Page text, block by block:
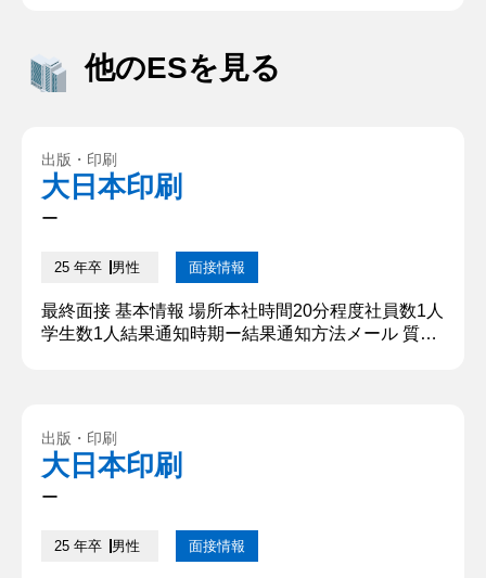
他のESを見る
出版・印刷
大日本印刷
ー
25 年卒 男性 面接情報
最終面接 基本情報 場所本社時間20分程度社員数1人
学生数1人結果通知時期ー結果通知方法メール 質問
トとしてはフィットネスジムのインストラクターを
4年間しておりました。また、それ以外の活動です
と、大学時代...
出版・印刷
大日本印刷
ー
25 年卒 男性 面接情報